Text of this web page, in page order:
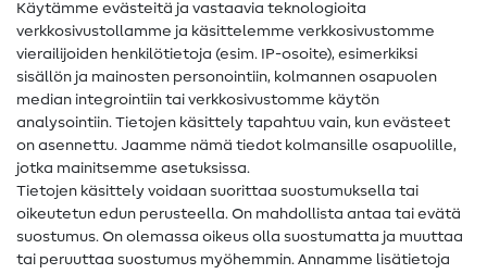
Ompelusanasto
Ompeluohjeet
Apua ja yhteystiedot
Yhteystiedot
Tietoa omistajanvaihdoksesta
Peruutusoikeus
Käytämme evästeitä ja vastaavia teknologioita
verkkosivustollamme ja käsittelemme verkkosivustomme
vierailijoiden henkilötietoja (esim. IP-osoite), esimerkiksi
sisällön ja mainosten personointiin, kolmannen osapuolen
median integrointiin tai verkkosivustomme käytön
analysointiin. Tietojen käsittely tapahtuu vain, kun evästeet
on asennettu. Jaamme nämä tiedot kolmansille osapuolille,
jotka mainitsemme asetuksissa.
Tietojen käsittely voidaan suorittaa suostumuksella tai
oikeutetun edun perusteella. On mahdollista antaa tai evätä
suostumus. On olemassa oikeus olla suostumatta ja muuttaa
tai peruuttaa suostumus myöhemmin. Annamme lisätietoja